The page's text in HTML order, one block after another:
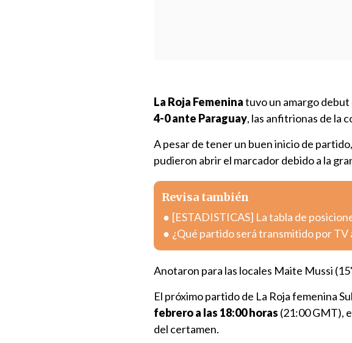
La Roja Femeninatuvo un amargo debut
4-0 ante Paraguay, las anfitrionas de la
A pesar de tener un buen inicio de
pudieron abrir el marcador debido a la
Revisa también
[ESTADISTICAS] La tabla de
¿Qué partido será transmitido por TV
Anotaron para las locales Maite Mussi
El próximo partido de La Roja femenina
febrero a las 18:00 horas (21:00 GMT),
del certamen.